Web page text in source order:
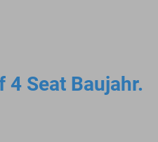
4 Seat Baujahr.